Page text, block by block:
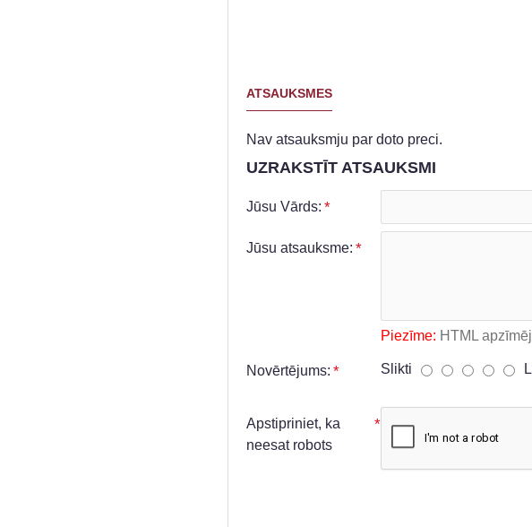
ATSAUKSMES
Nav atsauksmju par doto preci.
UZRAKSTĪT ATSAUKSMI
Jūsu Vārds:
Jūsu atsauksme:
Piezīme: HTML
Novērtējums: Slikti
Apstipriniet, ka
neesat robots